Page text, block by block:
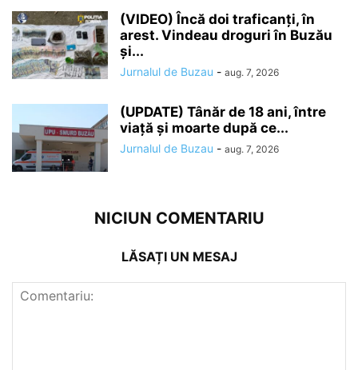
(VIDEO) Încă doi traficanți, în
arest. Vindeau droguri în Buzău
și...
Jurnalul de Buzau - aug. 7, 2026
(UPDATE) Tânăr de 18 ani, între
viață și moarte după ce...
Jurnalul de Buzau - aug. 7, 2026
NICIUN COMENTARIU
LĂSAȚI UN MESAJ